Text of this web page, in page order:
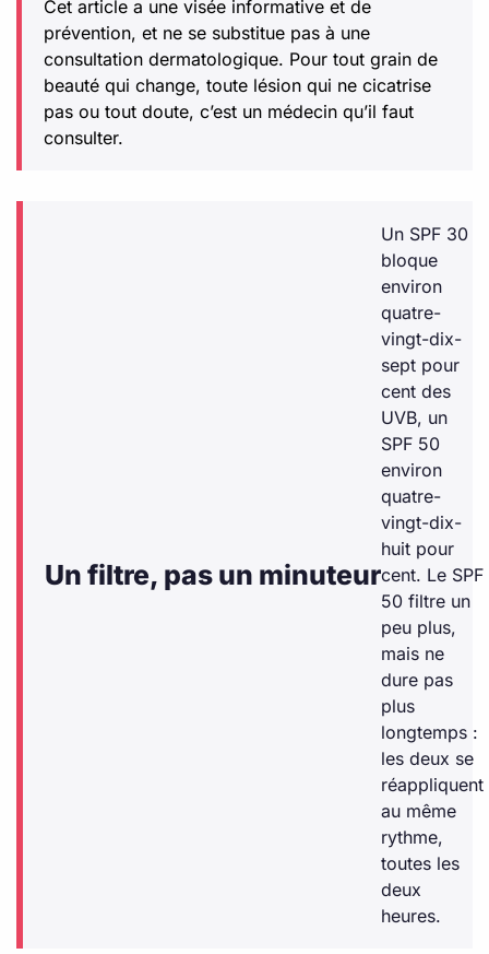
Cet article a une visée informative et de
prévention, et ne se substitue pas à une
consultation dermatologique. Pour tout grain de
beauté qui change, toute lésion qui ne cicatrise
pas ou tout doute, c’est un médecin qu’il faut
consulter.
Un filtre, pas un minuteur
Un SPF 30
bloque
environ
quatre-
vingt-dix-
sept pour
cent des
UVB, un
SPF 50
environ
quatre-
vingt-dix-
huit pour
cent. Le SPF
50 filtre un
peu plus,
mais ne
dure pas
plus
longtemps :
les deux se
réappliquent
au même
rythme,
toutes les
deux
heures.